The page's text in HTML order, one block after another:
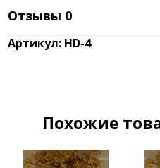
- Больше 200 проведенных
как для небольших групп,
обширной аудиторией;
- Тысячи прочитанных
других специалистов,
- Богатейший опыт,
Отзывы 0
Артикул: HD-4
Похожие